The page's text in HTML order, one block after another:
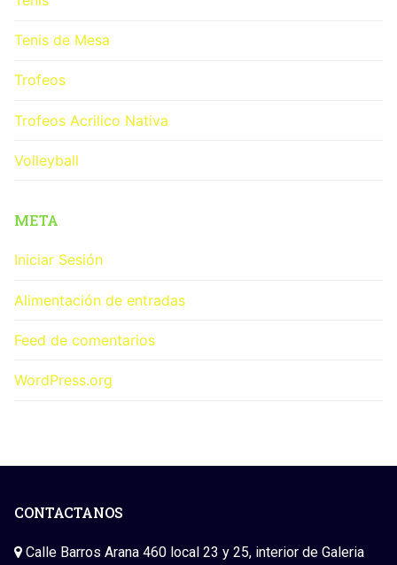
Tenis de Mesa
Trofeos
Trofeos Acrilico Nativa
Volleyball
META
Iniciar Sesión
Alimentación de entradas
Feed de comentarios
WordPress.org
CONTACTANOS
Calle Barros Arana 460 local 23 y 25, interior de Galeria